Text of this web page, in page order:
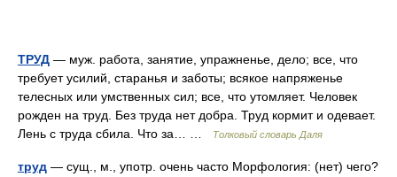
ТРУД — муж. работа, занятие, упражненье, дело; все, что
требует усилий, старанья и заботы; всякое напряженье
телесных или умственных сил; все, что утомляет. Человек
рожден на труд. Без труда нет добра. Труд кормит и одевает.
Лень с труда сбила. Что за… …
Толковый словарь Даля
труд — сущ., м., употр. очень часто Морфология: (нет) чего?